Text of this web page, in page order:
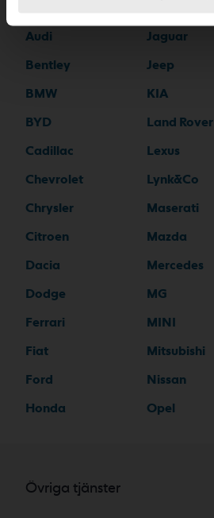
Audi
Bentley
BMW
BYD
Cadillac
Chevrolet
Chrysler
Citroen
Dacia
Dodge
Ferrari
Fiat
Ford
Honda
Jaguar
Jeep
KIA
Land Rover
Lexus
Lynk&Co
Maserati
Mazda
Mercedes
MG
MINI
Mitsubishi
Nissan
Opel
Övriga tjänster